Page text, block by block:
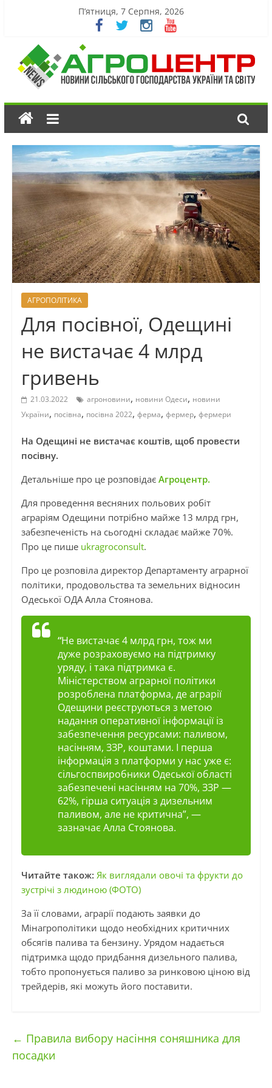
П’ятниця, 7 Серпня, 2026
АГРОПОЛІТИКА
Для посівної, Одещині
не вистачає 4 млрд
гривень
21.03.2022 агроновини, новини Одеси, новини
України, посівна, посівна 2022, ферма, фермер, фермери
На Одещині не вистачає коштів, щоб провести
посівну.
Детальніше про це розповідає Агроцентр.
Для проведення весняних польових робіт
аграріям Одещини потрібно майже 13 млрд грн,
забезпеченість на сьогодні складає майже 70%.
Про це пише ukragroconsult.
Про це розповіла директор Департаменту аграрної
політики, продовольства та земельних відносин
Одеської ОДА Алла Стоянова.
“Не вистачає 4 млрд грн, тож ми
дуже розраховуємо на підтримку
уряду, і така підтримка є.
Міністерством аграрної політики
розроблена платформа, де аграрії
Одещини реєструються з метою
надання оперативної інформації із
забезпечення ресурсами: паливом,
насінням, ЗЗР, коштами. І перша
інформація з платформи у нас уже є:
сільгоспвиробники Одеської області
забезпечені насінням на 70%, ЗЗР —
62%, гірша ситуація з дизельним
паливом, але не критична”, —
зазначає Алла Стоянова.
Читайте також: Як виглядали овочі та фрукти до
зустрічі з людиною (ФОТО)
За її словами, аграрії подають заявки до
Мінагрополітики щодо необхідних критичних
обсягів палива та бензину. Урядом надається
підтримка щодо придбання дизельного палива,
тобто пропонується паливо за ринковою ціною від
трейдерів, які можуть його поставити.
← Правила вибору насіння соняшника для
посадки